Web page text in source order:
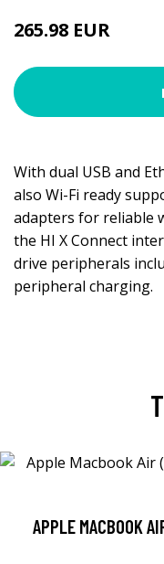
265.98 EUR
With dual USB and
also Wi-Fi ready
adapters for reliable
the HI X Connect
drive peripherals
peripheral charging.
APPLE MACBOOK